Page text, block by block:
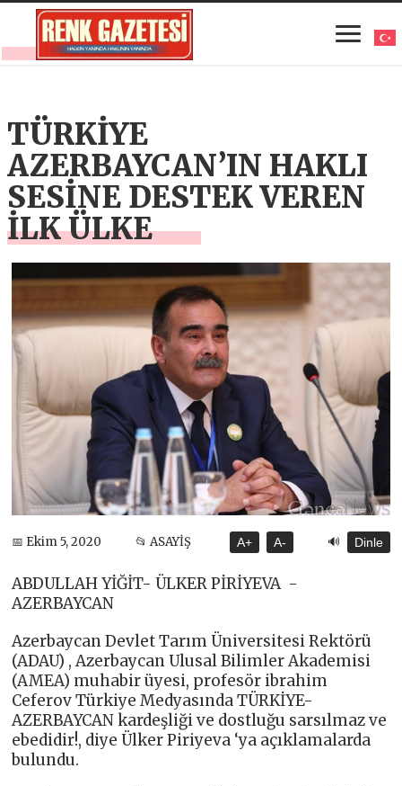
TÜRKİYE
AZERBAYCAN’IN HAKLI
SESİNE DESTEK VEREN
İLK ÜLKE
📅 Ekim 5, 2020 📂 ASAYİŞ A+ A- 🔊 Dinle
ABDULLAH YİĞİT- ÜLKER PİRİYEVA -
AZERBAYCAN
Azerbaycan Devlet Tarım Üniversitesi Rektörü
(ADAU) , Azerbaycan Ulusal Bilimler Akademisi
(AMEA) muhabir üyesi, profesör ibrahim
Ceferov Türkiye Medyasında TÜRKİYE-
AZERBAYCAN kardeşliği ve dostluğu sarsılmaz ve
ebedidir!, diye Ülker Piriyeva ‘ya açıklamalarda
bulundu.